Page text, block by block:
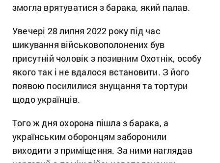
змогла врятуватися з барака, який палав.
Увечері 28 липня 2022 року під час
шикування військовополонених був
присутній чоловік з позивним Охотнік, особу
якого так і не вдалося встановити. З його
появою посилилися знущання та тортури
щодо українців.
Того ж дня охорона пішла з барака, а
українським оборонцям заборонили
виходити з приміщення. За ними наглядав